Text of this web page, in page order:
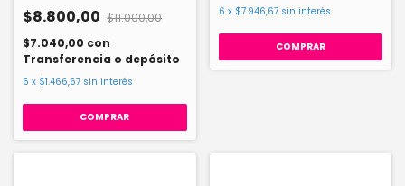
$8.800,00 $11.000,00
$7.040,00 con
Transferencia o depósito
6 x $1.466,67 sin interés
6 x $7.946,67 sin interés